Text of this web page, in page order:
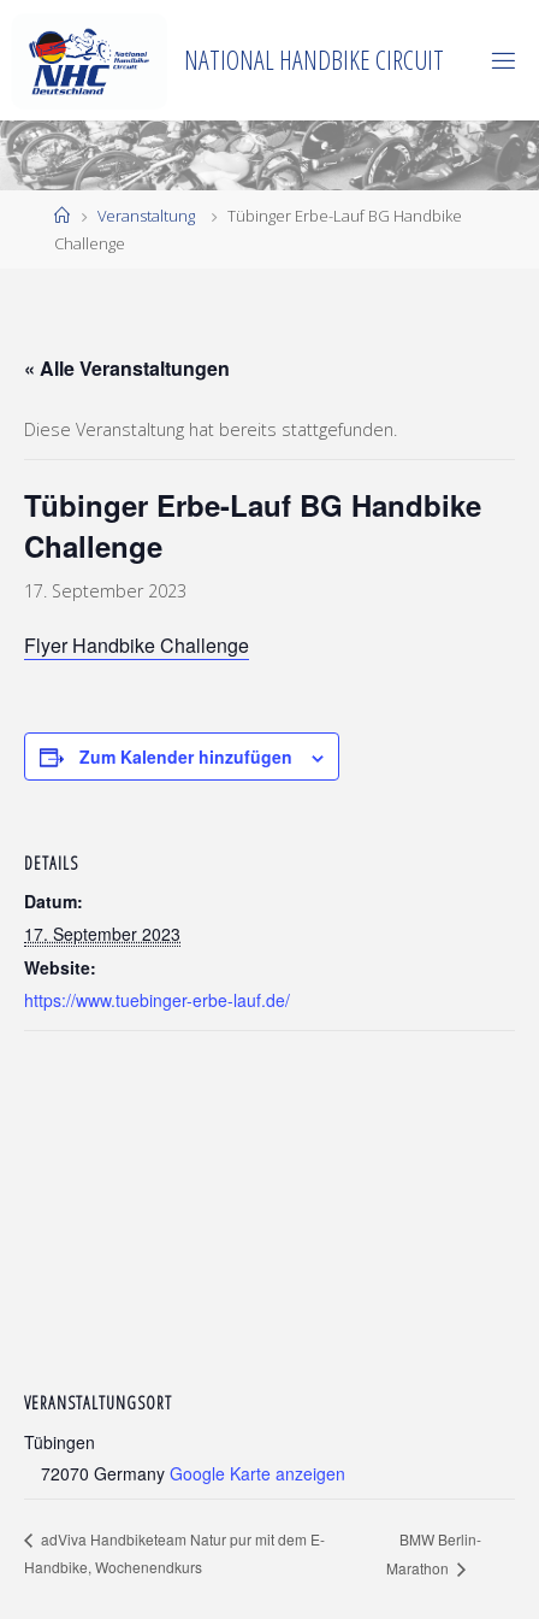
Inhalt
springen
NATIONAL HANDBIKE CIRCUIT
StartVeranstaltung
Tübinger Erbe-Lauf BG Handbike
Challenge
« Alle Veranstaltungen
Diese Veranstaltung hat bereits stattgefunden.
Tübinger Erbe-Lauf BG Handbike
Challenge
17. September 2023
Flyer Handbike Challenge
Zum Kalender hinzufügen
DETAILS
Datum:
17. September 2023
Website:
https://www.tuebinger-erbe-lauf.de/
VERANSTALTUNGSORT
Tübingen
72070 Germany Google Karte anzeigen
adViva Handbiketeam Natur pur mit dem E-
Handbike, Wochenendkurs
BMW Berlin-
Marathon